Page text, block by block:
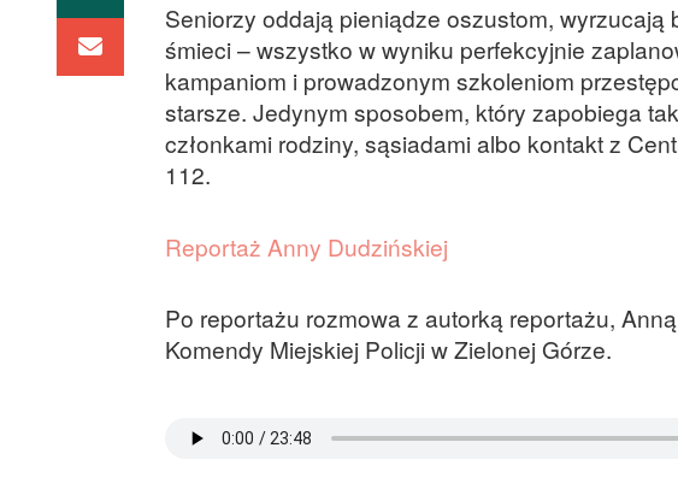
Seniorzy oddają pieniądze oszustom,
śmieci – wszystko w wyniku perfekcyjnie
kampaniom i prowadzonym szkoleniom
starsze. Jedynym sposobem, który zapobiega
członkami rodziny, sąsiadami albo kontakt z
112.
Reportaż Anny Dudzińskiej
Po reportażu rozmowa z autorką reportażu,
Komendy Miejskiej Policji w Zielonej Górze.